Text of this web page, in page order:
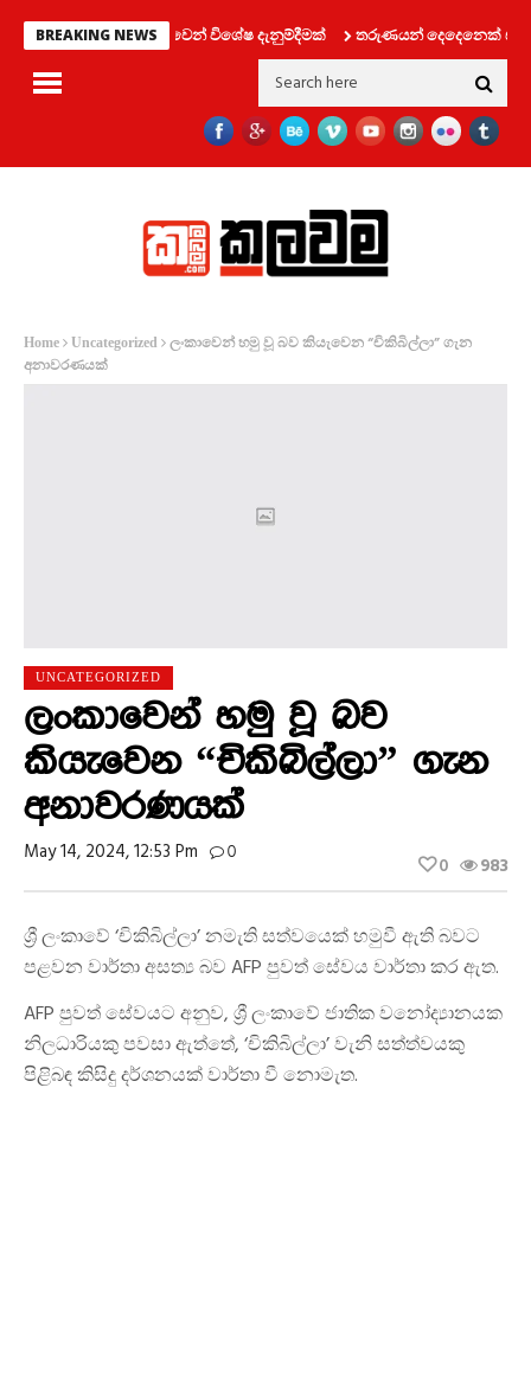
BREAKING NEWS
දෙපාර්තමේන්තුවෙන් විශේෂ දැනුම්දීමක් තරුණයන් දෙදෙනෙක් සමග
Home Uncategorized
ලංකාවෙන් හමු වූ බව කියැවෙන “චිකිබිල්ලා” ගැන
අනාවරණයක්
UNCATEGORIZED
ලංකාවෙන් හමු වූ බව
කියැවෙන “චිකිබිල්ලා” ගැන
අනාවරණයක්
May 14, 2024, 12:53 Pm 0 983
0
ශ්‍රී ලංකාවේ ‘චිකිබිල්ලා’ නමැති සත්වයෙක් හමුවී ඇති බවට
පළවන වාර්තා අසත්‍ය බව AFP පුවත් සේවය වාර්තා කර ඇත.
AFP පුවත් සේවයට අනුව, ශ්‍රී ලංකාවේ ජාතික වනෝද්‍යානයක
නිලධාරියකු පවසා ඇත්තේ, ‘චිකිබිල්ලා’ වැනි සත්ත්වයකු
පිළිබඳ කිසිදු දර්ශනයක් වාර්තා වී නොමැත.